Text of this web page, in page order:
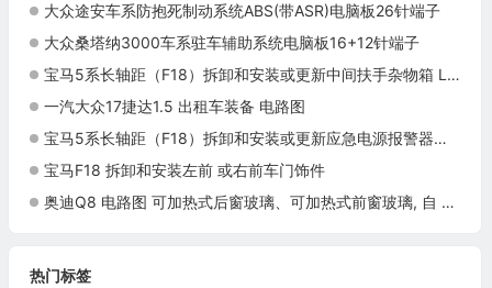
大众途安车系防抱死制动系统ABS(带ASR)电脑板26针端子
大众桑塔纳3000车系驻车辅助系统电脑板16+12针端子
宝马5系长轴距（F18）拆卸和安装或更新中间扶手杂物箱 LED 指示灯施工与复检标准
一汽大众17捷达1.5 出租车装备 电路图
宝马5系长轴距（F18）拆卸和安装或更新应急电源报警器及倾斜报警传感器施工与复检标准
宝马F18 拆卸和安装左前 或右前车门饰件
奥迪Q8 电路图 可加热式后窗玻璃、可加热式前窗玻璃, 自 2018 年 6 月起 电路图
热门标签